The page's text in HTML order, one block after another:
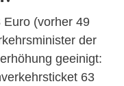
Euro (vorher 49
der
geeinigt:
63